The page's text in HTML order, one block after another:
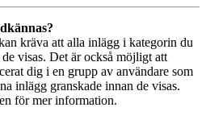
kräva att alla inlägg i kategorin du
visas. Det är också möjligt att
dig i en grupp av användare som
inlägg granskade innan de visas.
för mer information.